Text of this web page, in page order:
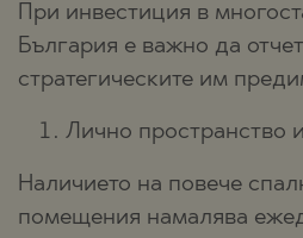
При инвестиция в
България е важно да
стратегическите им
Лично пространство
Наличието на повече
помещения намалява